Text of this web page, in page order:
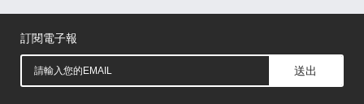
馬來西亞
購物常見問題
退換貨問題
儲值金使用條款
購買儲值金
發票問題
會員權益
線上留言
吸乳器-免費體驗
訂閱電子報
送出